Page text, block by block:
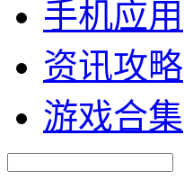
手机应用
资讯攻略
游戏合集